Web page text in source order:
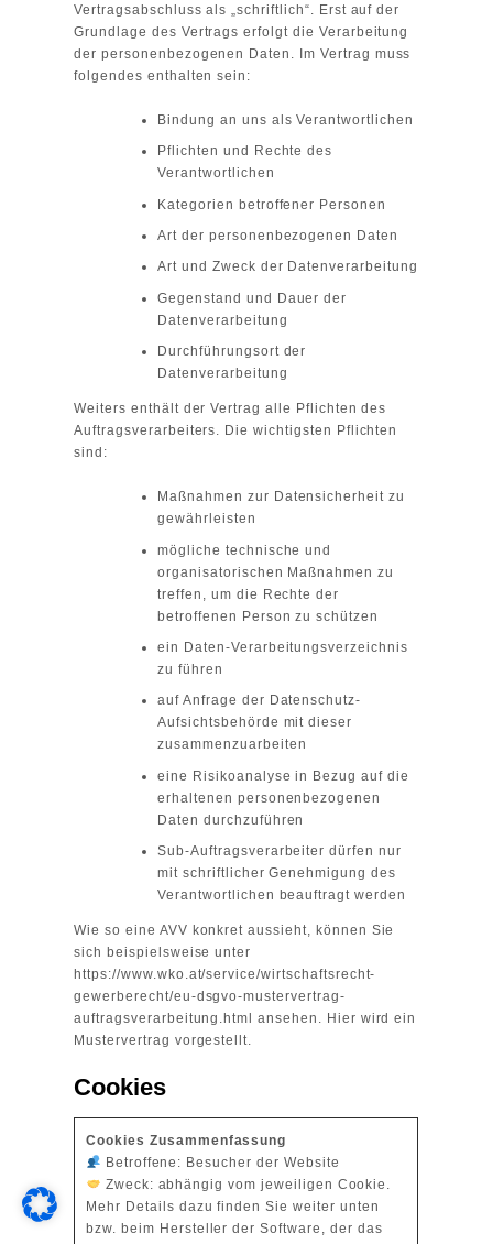
Vertragsabschluss als „schriftlich“. Erst auf der
Grundlage des Vertrags erfolgt die Verarbeitung
der personenbezogenen Daten. Im Vertrag muss
folgendes enthalten sein:
Bindung an uns als Verantwortlichen
Pflichten und Rechte des
Verantwortlichen
Kategorien betroffener Personen
Art der personenbezogenen Daten
Art und Zweck der Datenverarbeitung
Gegenstand und Dauer der
Datenverarbeitung
Durchführungsort der
Datenverarbeitung
Weiters enthält der Vertrag alle Pflichten des
Auftragsverarbeiters. Die wichtigsten Pflichten
sind:
Maßnahmen zur Datensicherheit zu
gewährleisten
mögliche technische und
organisatorischen Maßnahmen zu
treffen, um die Rechte der
betroffenen Person zu schützen
ein Daten-Verarbeitungsverzeichnis
zu führen
auf Anfrage der Datenschutz-
Aufsichtsbehörde mit dieser
zusammenzuarbeiten
eine Risikoanalyse in Bezug auf die
erhaltenen personenbezogenen
Daten durchzuführen
Sub-Auftragsverarbeiter dürfen nur
mit schriftlicher Genehmigung des
Verantwortlichen beauftragt werden
Wie so eine AVV konkret aussieht, können Sie
sich beispielsweise unter
https://www.wko.at/service/wirtschaftsrecht-
gewerberecht/eu-dsgvo-mustervertrag-
auftragsverarbeitung.html
ansehen. Hier wird ein
Mustervertrag vorgestellt.
Cookies
Cookies Zusammenfassung
Betroffene: Besucher der Website
Zweck: abhängig vom jeweiligen Cookie.
Mehr Details dazu finden Sie weiter unten
bzw. beim Hersteller der Software, der das